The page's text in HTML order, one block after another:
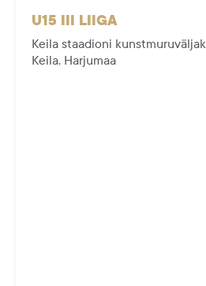
U15 III LIIGA
Keila staadioni
Keila, Harjumaa